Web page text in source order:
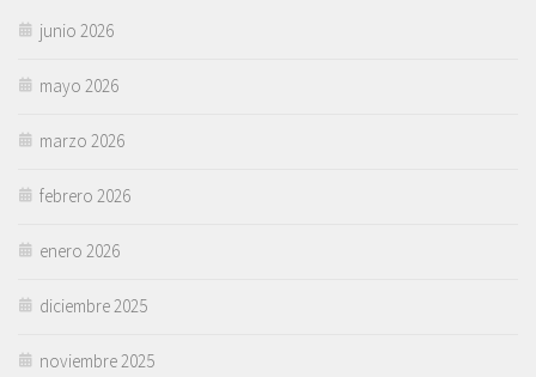
junio 2026
mayo 2026
marzo 2026
febrero 2026
enero 2026
diciembre 2025
noviembre 2025